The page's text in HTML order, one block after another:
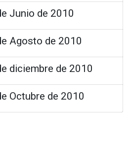
Junio de 2010
Agosto de 2010
diciembre de 2010
Octubre de 2010